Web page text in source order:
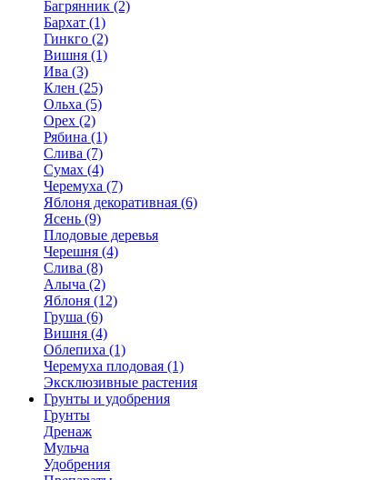
Багрянник (2)
Бархат (1)
Гинкго (2)
Вишня (1)
Ива (3)
Клен (25)
Ольха (5)
Орех (2)
Рябина (1)
Слива (7)
Сумах (4)
Черемуха (7)
Яблоня декоративная (6)
Ясень (9)
Плодовые деревья
Черешня (4)
Слива (8)
Алыча (2)
Яблоня (12)
Груша (6)
Вишня (4)
Облепиха (1)
Черемуха плодовая (1)
Эксклюзивные растения
Грунты и удобрения
Грунты
Дренаж
Мульча
Удобрения